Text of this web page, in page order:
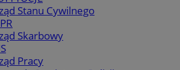
Stanu Cywilnego
Skarbowy
Pracy